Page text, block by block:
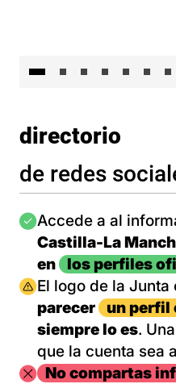
directorio
de redes
Imagen
Accede a al
Castilla-La
en
los perfiles
Imagen
El logo de la Junta
parecer
un perfil
siempre lo es.
que la cuenta sea
ImagenNo compartas